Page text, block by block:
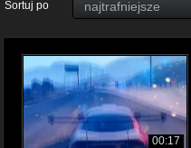
Sortuj po
00:17